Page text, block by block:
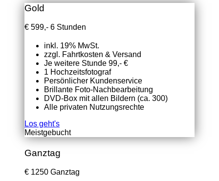
Gold
€ 599,- 6 Stunden
inkl. 19% MwSt.
zzgl. Fahrtkosten & Versand
Je weitere Stunde 99,- €
1 Hochzeitsfotograf
Persönlicher Kundenservice
Brillante Foto-Nachbearbeitung
DVD-Box mit allen Bildern (ca. 300)
Alle privaten Nutzungsrechte
Los geht's
Meistgebucht
Ganztag
€ 1250 Ganztag